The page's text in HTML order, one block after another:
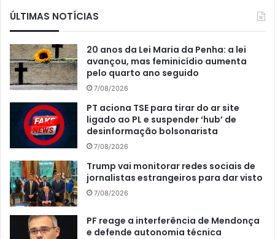
ÚLTIMAS NOTÍCIAS
20 anos da Lei Maria da Penha: a lei
avançou, mas feminicídio aumenta
pelo quarto ano seguido
7/08/2026
PT aciona TSE para tirar do ar site
ligado ao PL e suspender ‘hub’ de
desinformação bolsonarista
7/08/2026
Trump vai monitorar redes sociais de
jornalistas estrangeiros para dar visto
7/08/2026
PF reage a interferência de Mendonça
e defende autonomia técnica